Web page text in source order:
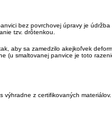
bez povrchovej úpravy je
tzv. drôtenkou.
aby sa zamedzilo akejkoľvek
(u smaltovanej panvice je toto
z certifikovaných materiálov.